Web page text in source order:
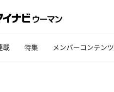
載 特集 メンバーコンテンツ